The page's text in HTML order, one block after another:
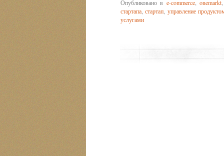
Опубликовано в e-commerce,onemarkt
стартапа ,стартап управление
услугами